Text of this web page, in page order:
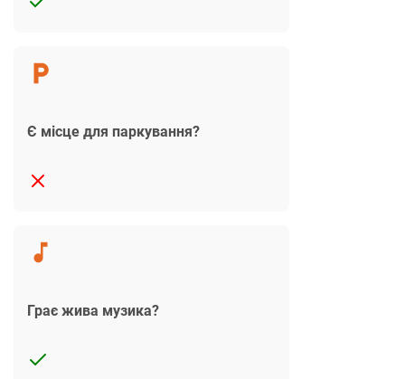
Є місце для паркування?
Грає жива музика?